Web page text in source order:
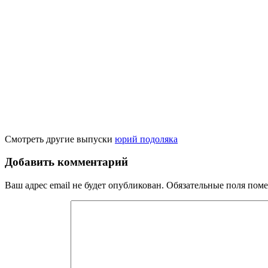
Смотреть другие выпуски юрий подоляка
Добавить комментарий
Ваш адрес email не будет опубликован. Обязательные поля